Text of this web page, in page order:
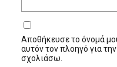
Αποθήκευσε το όνομά
αυτόν τον πλοηγό για
σχολιάσω.